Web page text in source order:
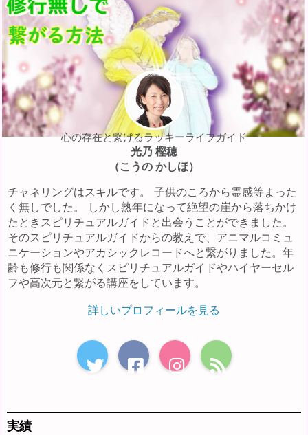
心の存在と繋げるラッキーライフガイド
光乃 樫穂
（こうの かしほ）
チャネリングはスキルです。 子供のころから霊感等まった
く無しでした。 しかし熟年になって絶望の崖から落ちかけ
たときスピリチュアルガイドと出会うことができました。
そのスピリチュアルガイドからの教えで、アニマルコミュ
ニケーションやアカシックレコードへと繋がりました。年
齢も修行も関係なくスピリチュアルガイドやハイヤーセル
フや高次元と繋がる講座をしています。
詳しいプロフィールを見る
実績